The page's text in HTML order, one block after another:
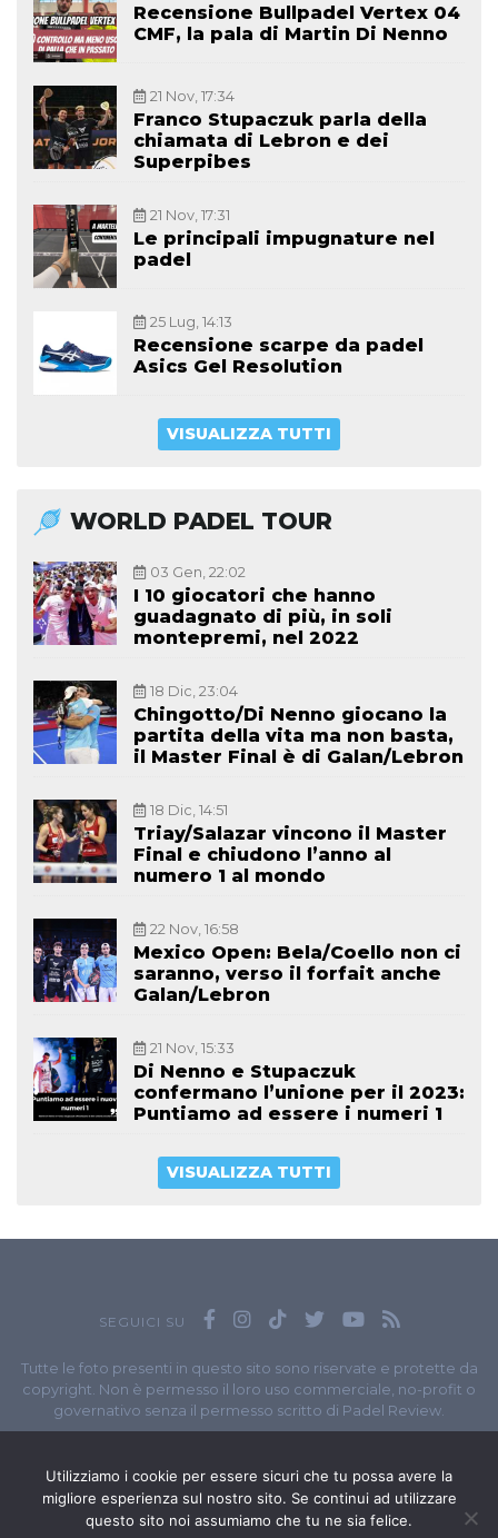
Recensione Bullpadel Vertex 04
CMF, la pala di Martin Di Nenno
21 Nov, 17:34
Franco Stupaczuk parla della
chiamata di Lebron e dei
Superpibes
21 Nov, 17:31
Le principali impugnature nel
padel
25 Lug, 14:13
Recensione scarpe da padel
Asics Gel Resolution
VISUALIZZA TUTTI
WORLD PADEL TOUR
03 Gen, 22:02
I 10 giocatori che hanno
guadagnato di più, in soli
montepremi, nel 2022
18 Dic, 23:04
Chingotto/Di Nenno giocano la
partita della vita ma non basta,
il Master Final è di Galan/Lebron
18 Dic, 14:51
Triay/Salazar vincono il Master
Final e chiudono l’anno al
numero 1 al mondo
22 Nov, 16:58
Mexico Open: Bela/Coello non ci
saranno, verso il forfait anche
Galan/Lebron
21 Nov, 15:33
Di Nenno e Stupaczuk
confermano l’unione per il 2023:
Puntiamo ad essere i numeri 1
VISUALIZZA TUTTI
SEGUICI SU
Tutte le foto presenti in questo sito sono riservate e protette da
copyright. Non è permesso il loro uso commerciale, no-profit o
governativo senza il permesso scritto di Padel Review.
// P.I. 11965351007
© Copyright 2020-2026 // Web Developer
Utilizziamo i cookie per essere sicuri che tu possa avere la
migliore esperienza sul nostro sito. Se continui ad utilizzare
questo sito noi assumiamo che tu ne sia felice.